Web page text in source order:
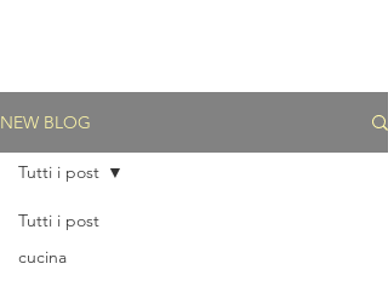
NEW BLOG
Tutti i post
cucina
Tutti i post